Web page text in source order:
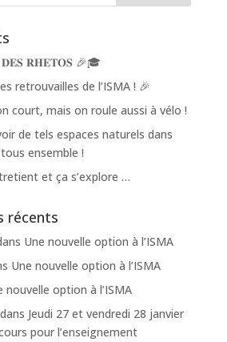
𝐑𝐇𝐄𝐓𝐎𝐒 🎉🎓
retrouvailles de l’ISMA ! 🎉
court, mais on roule aussi à vélo !
de tels espaces naturels dans
ensemble !
et ça s’explore …
récents
Une nouvelle option à l’ISMA
Une nouvelle option à l’ISMA
nouvelle option à l’ISMA
dans Jeudi 27 et vendredi 28 janvier
pour l’enseignement